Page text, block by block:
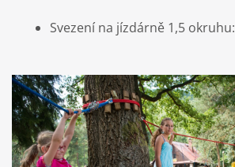
Svezení na jízdárně 1,5 okruhu: